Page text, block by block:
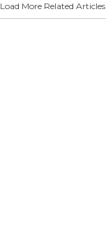
Load More Related Articles